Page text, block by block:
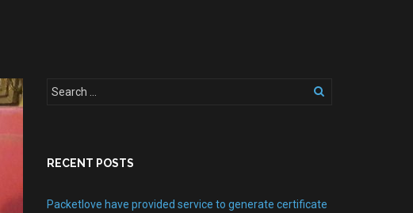
RECENT POSTS
Packetlove have provided service to generate certificate